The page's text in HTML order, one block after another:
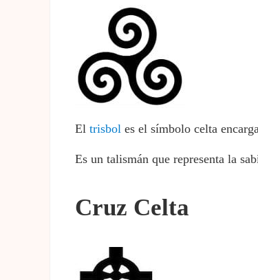
Eltrisbol es el símbolo celta
Es un talismán que representa la
Cruz Celta